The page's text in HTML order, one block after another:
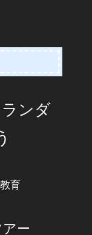
ンダ
育
ー